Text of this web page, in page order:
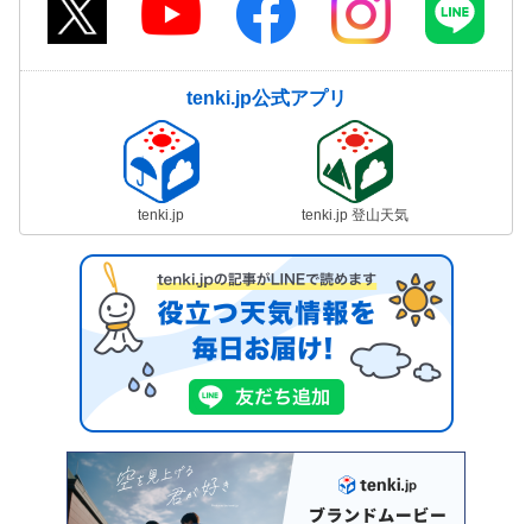
tenki.jp公式アプリ
tenki.jp tenki.jp 登山天気